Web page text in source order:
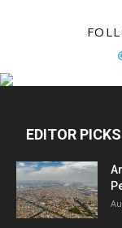
EDITOR PICKS